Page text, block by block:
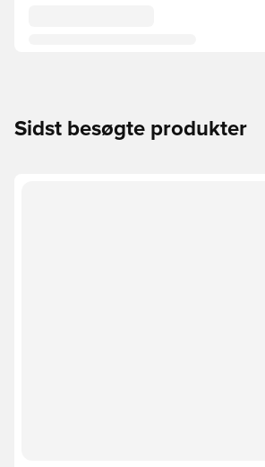
Sidst besøgte produkter